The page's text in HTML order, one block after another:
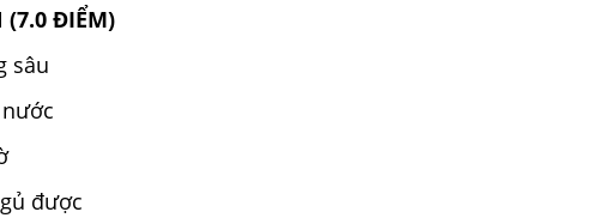
(7.0 ĐIỂM)
sâu
được